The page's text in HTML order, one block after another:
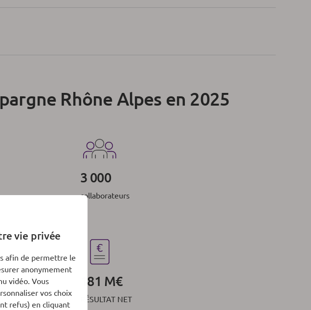
Rhône Alpes en 2025
3 000
collaborateurs
181 M€
RÉSULTAT NET
vie privée
afin de permettre le
anonymement
vidéo. Vous
vos choix
refus) en cliquant